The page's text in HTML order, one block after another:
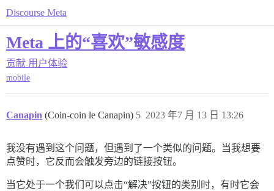
Discourse Meta
Meta 上的“喜欢”敏感度
贡献 用户体验
mobile
Canapin (Coin-coin le Canapin) 2023 年7 月 13 日 13:26
5
我没有遇到这个问题，但遇到了一个类似的问题。当我想要
点赞时，它反而会触发旁边的链接按钮。
当它处于一个我们可以点击“解决”按钮的类别时，有时它会